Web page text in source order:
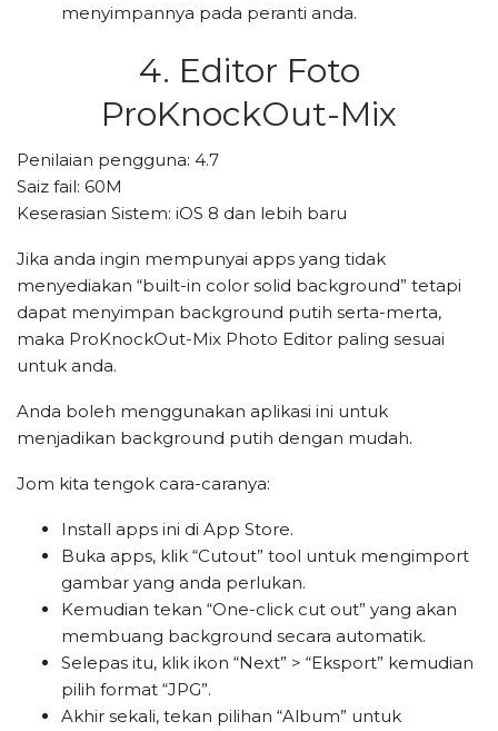
menyimpannya pada peranti anda.
4. Editor Foto
ProKnockOut-Mix
Penilaian pengguna: 4.7
Saiz fail: 60M
Keserasian Sistem: iOS 8 dan lebih baru
Jika anda ingin mempunyai apps yang tidak
menyediakan “built-in color solid background” tetapi
dapat menyimpan background putih serta-merta,
maka ProKnockOut-Mix Photo Editor paling sesuai
untuk anda.
Anda boleh menggunakan aplikasi ini untuk
menjadikan background putih dengan mudah.
Jom kita tengok cara-caranya:
Install apps ini di App Store.
Buka apps, klik “Cutout” tool untuk mengimport
gambar yang anda perlukan.
Kemudian tekan “One-click cut out” yang akan
membuang background secara automatik.
Selepas itu, klik ikon “Next” > “Eksport” kemudian
pilih format “JPG”.
Akhir sekali, tekan pilihan “Album” untuk